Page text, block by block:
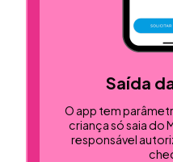
Saída
O app tem
criança só saia do
responsável